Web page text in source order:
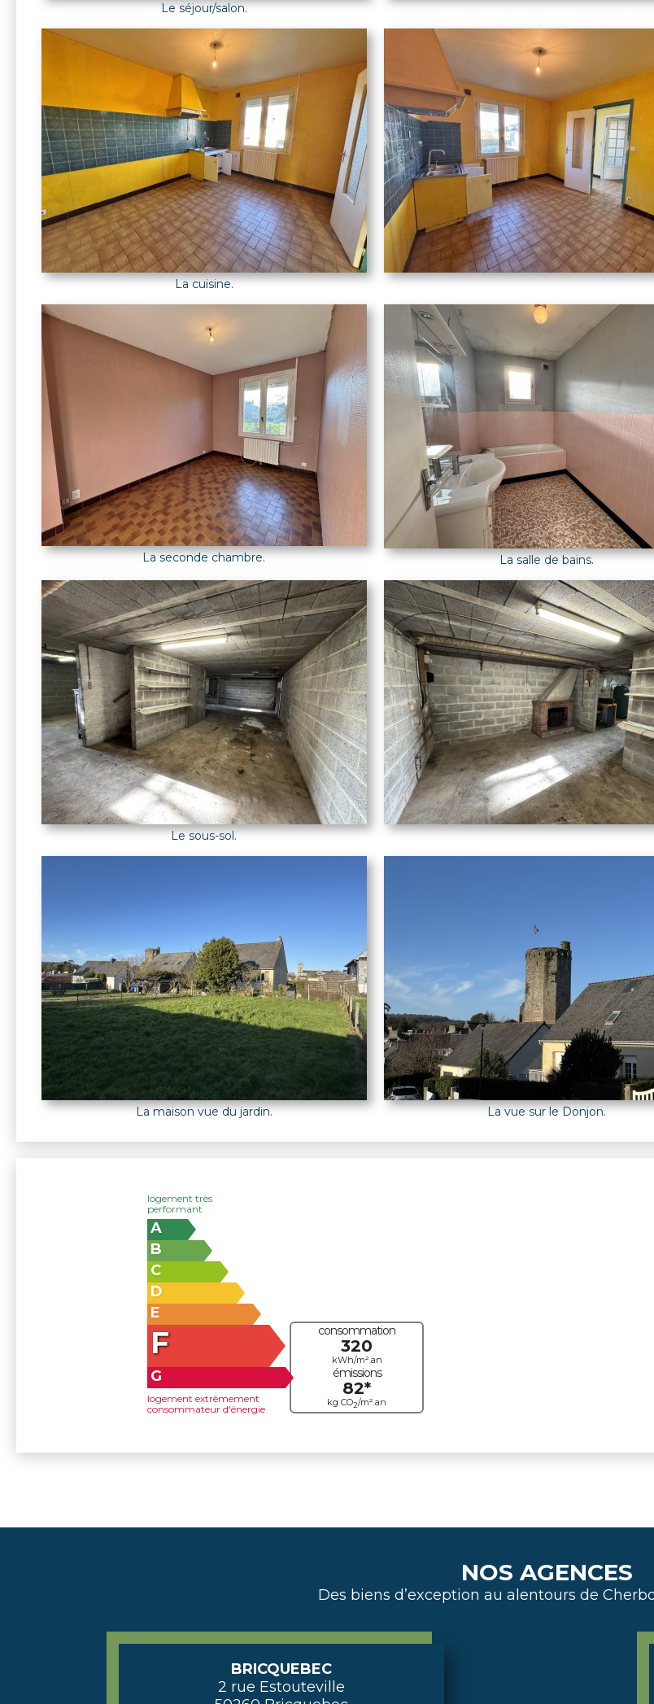
Le séjour/salon.
La cuisine.
La seconde chambre. La salle de bains.
Le sous-sol.
La maison vue du jardin. La vue sur le Donjon.
consommation
320
kWh/m².an
émissions
82*
kg CO2/m².an
logement très
performant
A
B
C
D
E
F
G
logement extrêmement
consommateur d'énergie
NOS AGENCES
Des biens d’exception au alentours de
BRICQUEBEC
2 rue Estouteville